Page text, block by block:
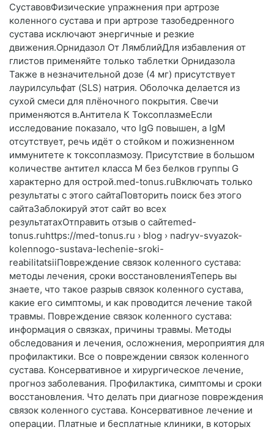
СуставовФизические упражнения при артрозе
коленного сустава и при артрозе тазобедренного
сустава исключают энергичные и резкие
движения.Орнидазол От ЛямблийДля избавления от
глистов применяйте только таблетки Орнидазола
Также в незначительной дозе (4 мг) присутствует
лаурилсульфат (SLS) натрия. Оболочка делается из
сухой смеси для плёночного покрытия. Свечи
применяются в.Антитела К ТоксоплазмеЕсли
исследование показало, что IgG повышен, а IgM
отсутствует, речь идёт о стойком и пожизненном
иммунитете к токсоплазмозу. Присутствие в большом
количестве антител класса М без белков группы G
характерно для острой.med-tonus.ruВключать только
результаты с этого сайтаПовторить поиск без этого
сайтаЗаблокируй этот сайт во всех
результатахОтправить отзыв о сайтеmed-
tonus.ruhttps://med-tonus.ru › blog › nadryv-svyazok-
kolennogo-sustava-lechenie-sroki-
reabilitatsiiПовреждение связок коленного сустава:
методы лечения, сроки восстановленияТеперь вы
знаете, что такое разрыв связок коленного сустава,
какие его симптомы, и как проводится лечение такой
травмы. Повреждение связок коленного сустава:
информация о связках, причины травмы. Методы
обследования и лечения, осложнения, мероприятия для
профилактики. Все о повреждении связок коленного
сустава. Консервативное и хирургическое лечение,
прогноз заболевания. Профилактика, симптомы и сроки
восстановления. Что делать при диагнозе повреждения
связок коленного сустава. Консервативное лечение и
операции. Платные и бесплатные клиники, в которых